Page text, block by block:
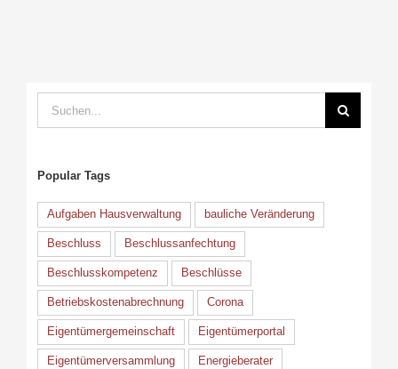
Suche
nach:
Popular Tags
Aufgaben Hausverwaltung bauliche Veränderung
Beschluss Beschlussanfechtung
Beschlusskompetenz Beschlüsse
Betriebskostenabrechnung Corona
Eigentümergemeinschaft Eigentümerportal
Eigentümerversammlung Energieberater